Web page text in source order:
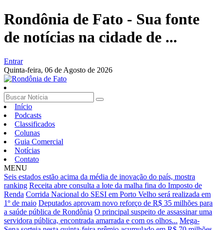
Rondônia de Fato - Sua fonte
de notícias na cidade de ...
Entrar
Quinta-feira, 06 de Agosto de 2026
Início
Podcasts
Classificados
Colunas
Guia Comercial
Notícias
Contato
MENU
Seis estados estão acima da média de inovação do país, mostra
ranking Receita abre consulta a lote da malha fina do Imposto de
Renda Corrida Nacional do SESI em Porto Velho será realizada em
1º de maio Deputados aprovam novo reforço de R$ 35 milhões para
a saúde pública de Rondônia O principal suspeito de assassinar uma
servidora pública, encontrada amarrada e com os olhos... Mega-